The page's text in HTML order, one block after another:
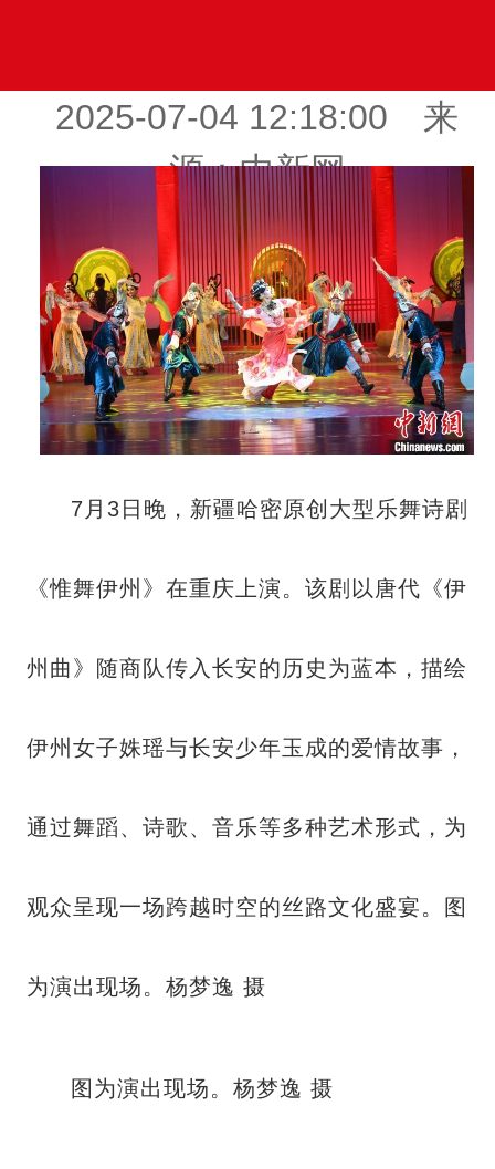
2025-07-04 12:18:00 来
源：中新网
7月3日晚，新疆哈密原创大型乐舞诗剧
《惟舞伊州》在重庆上演。该剧以唐代《伊
州曲》随商队传入长安的历史为蓝本，描绘
伊州女子姝瑶与长安少年玉成的爱情故事，
通过舞蹈、诗歌、音乐等多种艺术形式，为
观众呈现一场跨越时空的丝路文化盛宴。图
为演出现场。杨梦逸 摄
图为演出现场。杨梦逸 摄